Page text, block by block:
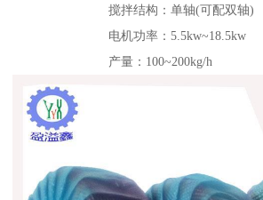
搅拌结构：单轴(可配双轴)
电机功率：5.5kw~18.5kw
产量：100~200kg/h